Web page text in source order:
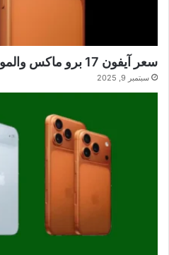
سعر آيفون 17 برو ماكس والمواصفات الرسمية
سبتمبر 9, 2025